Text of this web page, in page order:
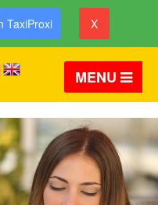
TaxiProxi X
MENU